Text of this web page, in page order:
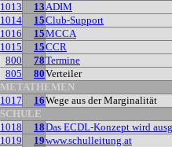
1013
13ADIM
1014
15Club-Support
1016
15MCCA
1015
15CCR
800
78Termine
805
80Verteiler
METATHEMEN
1017
16Wege aus der Marginalität
SCHULE
1018
18Das ECDL-Konzept wird
1019
19www.schulleitung.at